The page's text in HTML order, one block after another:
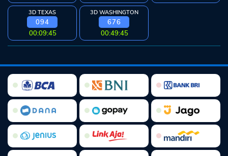
3D TEXAS
094
00:09:44
3D WASHINGTON
676
00:49:44